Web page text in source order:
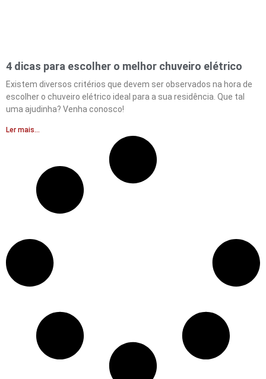
4 dicas para escolher o melhor chuveiro elétrico
Existem diversos critérios que devem ser observados na hora de
escolher o chuveiro elétrico ideal para a sua residência. Que tal
uma ajudinha? Venha conosco!
Ler mais...